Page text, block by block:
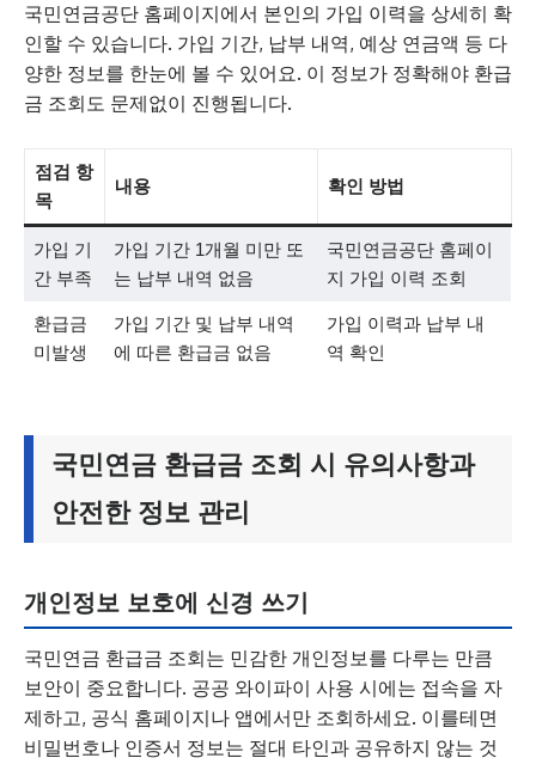
국민연금공단 홈페이지에서 본인의 가입 이력을 상세히 확
인할 수 있습니다. 가입 기간, 납부 내역, 예상 연금액 등 다
양한 정보를 한눈에 볼 수 있어요. 이 정보가 정확해야 환급
금 조회도 문제없이 진행됩니다.
점검 항
목
내용 확인 방법
가입 기
간 부족
가입 기간 1개월 미만 또
는 납부 내역 없음
국민연금공단 홈페이
지 가입 이력 조회
환급금
미발생
가입 기간 및 납부 내역
에 따른 환급금 없음
가입 이력과 납부 내
역 확인
국민연금 환급금 조회 시 유의사항과
안전한 정보 관리
개인정보 보호에 신경 쓰기
국민연금 환급금 조회는 민감한 개인정보를 다루는 만큼
보안이 중요합니다. 공공 와이파이 사용 시에는 접속을 자
제하고, 공식 홈페이지나 앱에서만 조회하세요. 이를테면
비밀번호나 인증서 정보는 절대 타인과 공유하지 않는 것